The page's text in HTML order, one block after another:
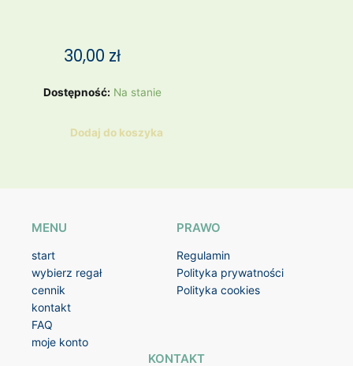
30,00 zł
Dostępność: Na stanie
ilość
podpinkaDodaj do koszyka
MENU
start
wybierz regał
cennik
kontakt
FAQ
moje konto
PRAWO
Regulamin
Polityka prywatności
Polityka cookies
KONTAKT